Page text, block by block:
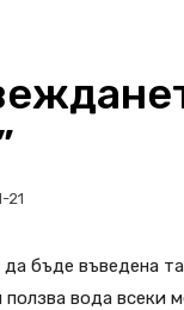
21
бъде въведена
вода всеки